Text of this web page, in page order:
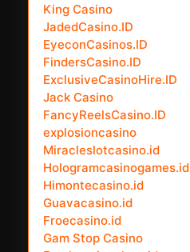
King Casino
JadedCasino.ID
EyeconCasinos.ID
FindersCasino.ID
ExclusiveCasinoHire.ID
Jack Casino
FancyReelsCasino.ID
explosioncasino
Miracleslotcasino.id
Hologramcasinogames.id
Himontecasino.id
Guavacasino.id
Froecasino.id
Gam Stop Casino